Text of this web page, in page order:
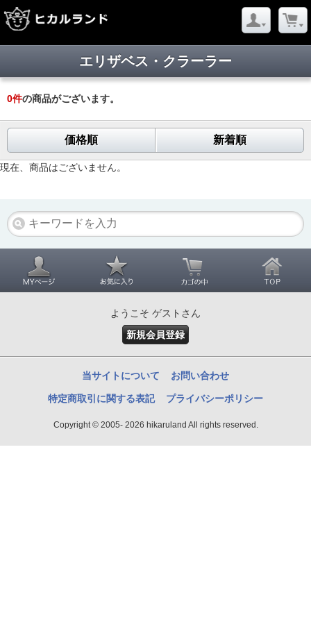
エリザベス・クラーラー
0件の商品がございます。
価格順 新着順
現在、商品はございません。
ようこそ ゲストさん
新規会員登録
当サイトについて お問い合わせ
特定商取引に関する表記 プライバシーポリシー
Copyright © 2005- 2026 hikaruland All rights reserved.